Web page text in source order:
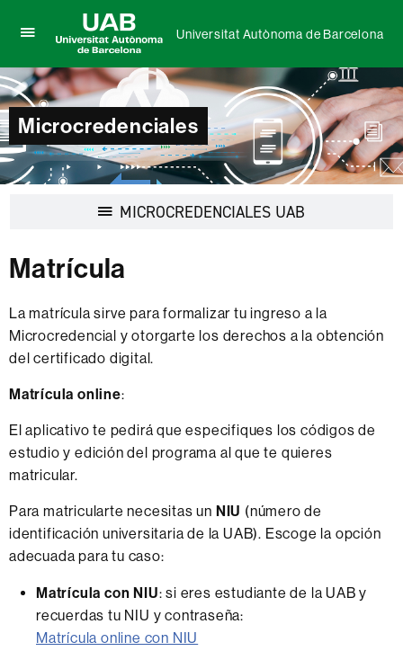
aquí
para
desplegar
el
menú
de
Universitat
Autònoma
Universitat
Autònoma
de
Barcelona
Universitat Autònoma de Barcelona
Microcredenciales
MICROCREDENCIALES UAB
Matrícula
La matrícula sirve para formalizar tu ingreso a la
Microcredencial y otorgarte los derechos a la obtención
del certificado digital.
Matrícula online:
El aplicativo te pedirá que especifiques los códigos de
estudio y edición del programa al que te quieres
matricular.
Para matricularte necesitas un NIU (número de
identificación universitaria de la UAB). Escoge la opción
adecuada para tu caso:
Matrícula con NIU: si eres estudiante de la UAB y
recuerdas tu NIU y contraseña:
Matrícula online con NIU